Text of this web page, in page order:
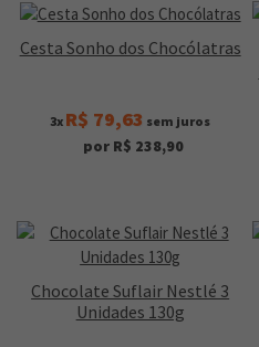
Cesta Sonho dos Chocólatras
3x R$ 79,63 sem juros
por R$ 238,90
Chocolate Suflair Nestlé 3
Unidades 130g